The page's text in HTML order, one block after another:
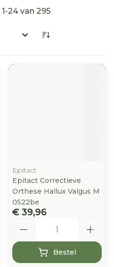
1-24van 295
Epitact
Epitact Correctieve
Orthese Hallux Valgus M
0522be
€ 39,96
Bestel